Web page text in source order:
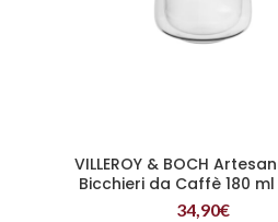
LEGGI TUTTO
VILLEROY & BOCH
Bicchieri da Caffè 180 ml
Manico
34,90€